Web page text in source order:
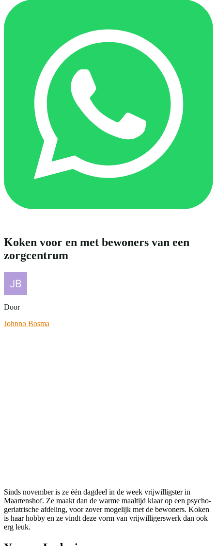
Koken voor en met bewoners van een
zorgcentrum
Door
Johnno Bosma
Sinds november is ze één dagdeel in de week vrijwilligster in
Maartenshof. Ze maakt dan de warme maaltijd klaar op een psycho-
geriatrische afdeling, voor zover mogelijk met de bewoners. Koken
is haar hobby en ze vindt deze vorm van vrijwilligerswerk dan ook
erg leuk.